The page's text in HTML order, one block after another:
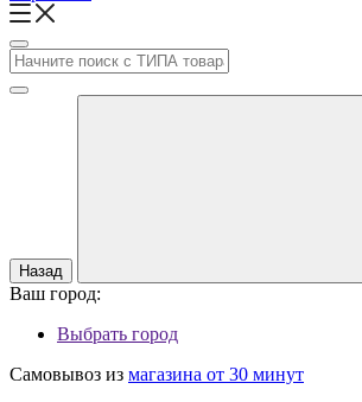
Назад
Ваш город:
Выбрать город
Самовывоз из магазина от 30 минут